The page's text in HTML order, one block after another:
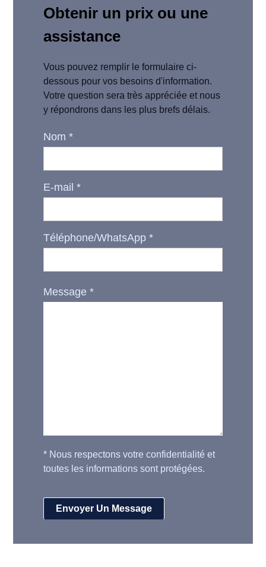
Obtenir un prix ou une
assistance
Vous pouvez remplir le formulaire ci-
dessous pour vos besoins d'information.
Votre question sera très appréciée et nous
y répondrons dans les plus brefs délais.
Nom*
E-mail*
Téléphone/WhatsApp*
Message*
* Nous respectons votre confidentialité et
toutes les informations sont protégées.